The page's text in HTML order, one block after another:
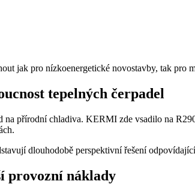
jak pro nízkoenergetické novostavby, tak
tepelných čerpadel
na přírodní chladiva. KERMI zde vsadilo na
dlouhodobě perspektivní řešení
provozní náklady